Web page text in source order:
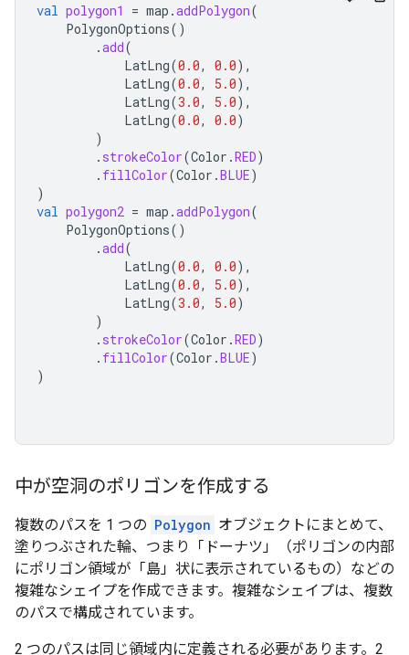
val polygon1 = map .addPolygon(
PolygonOptions()
.add(
LatLng(0.0, 0.0),
LatLng(0.0, 5.0),
LatLng(3.0, 5.0),
LatLng(0.0, 0.0)
)
. strokeColor(Color .RED)
. fillColor(Color .BLUE)
)
val polygon2 = map .addPolygon(
PolygonOptions()
.add(
LatLng(0.0, 0.0),
LatLng(0.0, 5.0),
LatLng(3.0, 5.0)
)
. strokeColor(Color .RED)
. fillColor(Color .BLUE)
)
中が空洞のポリゴンを作成する
複数のパスを 1 つの Polygon オブジェクトにまとめて、
塗りつぶされた輪、つまり「ドーナツ」（ポリゴンの内部
にポリゴン領域が「島」状に表示されているもの）などの
複雑なシェイプを作成できます。複雑なシェイプは、複数
のパスで構成されています。
2 つのパスは同じ領域内に定義される必要があります。2